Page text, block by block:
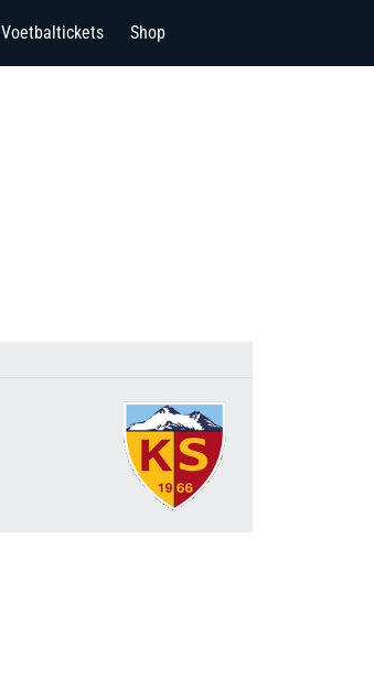
Voetbaltickets Shop